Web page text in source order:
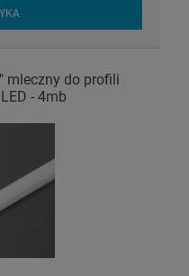
mleczny do profili
- 4mb